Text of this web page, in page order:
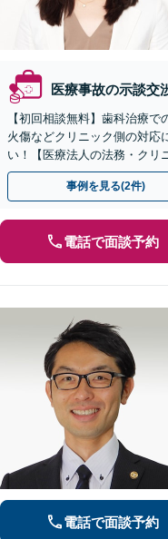
医療事故の示談交
【初回相談無料】歯科治療
火傷などクリニック側の対応
い！【医療法人の法務・クリ
ドバイスで、納得のできるト
事例を見る(2件)
電話で面談予約
電話で面談予約